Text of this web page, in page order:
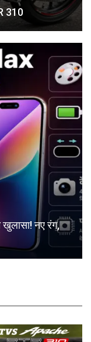
310
नए रंग,